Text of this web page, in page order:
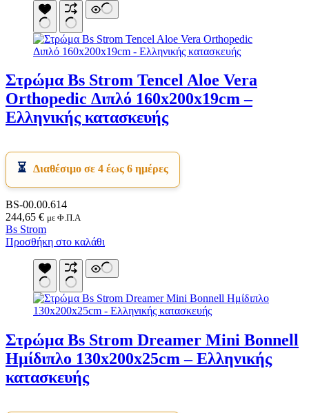
Στρώμα Bs Strom Tencel Aloe Vera
Orthopedic Διπλό 160x200x19cm –
Ελληνικής κατασκευής
Διαθέσιμο σε 4 έως 6 ημέρες
BS-00.00.614
244,65 € με Φ.Π.Α
Bs Strom
Προσθήκη στο καλάθι
Στρώμα Bs Strom Dreamer Mini Bonnell
Ημίδιπλο 130x200x25cm – Ελληνικής
κατασκευής